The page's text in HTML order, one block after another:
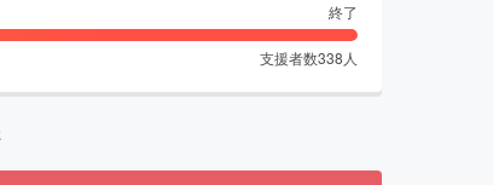
終了
支援者数338 人